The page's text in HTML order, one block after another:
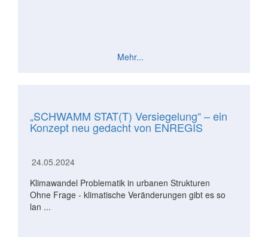
Mehr...
„SCHWAMM STAT(T) Versiegelung“ – ein
Konzept neu gedacht von ENREGIS
24.05.2024
Klimawandel Problematik in urbanen Strukturen
Ohne Frage - klimatische Veränderungen gibt es so
lan ...